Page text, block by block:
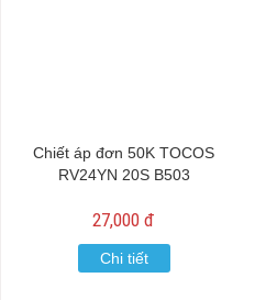
Chiết áp đơn 50K TOCOS
RV24YN 20S B503
27,000 đ
Chi tiết